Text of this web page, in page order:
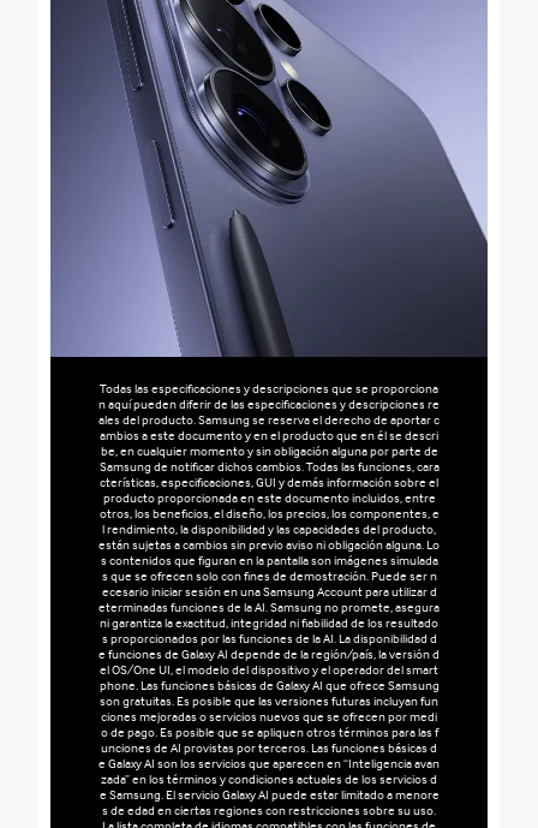
Todas las especificaciones y descripciones que se proporciona
n aquí pueden diferir de las especificaciones y descripciones re
ales del producto. Samsung se reserva el derecho de aportar c
ambios a este documento y en el producto que en él se descri
be, en cualquier momento y sin obligación alguna por parte de
Samsung de notificar dichos cambios. Todas las funciones, cara
cterísticas, especificaciones, GUI y demás información sobre el
producto proporcionada en este documento incluidos, entre
otros, los beneficios, el diseño, los precios, los componentes, e
l rendimiento, la disponibilidad y las capacidades del producto,
están sujetas a cambios sin previo aviso ni obligación alguna. Lo
s contenidos que figuran en la pantalla son imágenes simulada
s que se ofrecen solo con fines de demostración. Puede ser n
ecesario iniciar sesión en una Samsung Account para utilizar d
eterminadas funciones de la AI. Samsung no promete, asegura
ni garantiza la exactitud, integridad ni fiabilidad de los resultado
s proporcionados por las funciones de la AI. La disponibilidad d
e funciones de Galaxy AI depende de la región/país, la versión d
el OS/One UI, el modelo del dispositivo y el operador del smart
phone. Las funciones básicas de Galaxy AI que ofrece Samsung
son gratuitas. Es posible que las versiones futuras incluyan fun
ciones mejoradas o servicios nuevos que se ofrecen por medi
o de pago. Es posible que se apliquen otros términos para las f
unciones de AI provistas por terceros. Las funciones básicas d
e Galaxy AI son los servicios que aparecen en “Inteligencia avan
zada” en los términos y condiciones actuales de los servicios d
e Samsung. El servicio Galaxy AI puede estar limitado a menore
s de edad en ciertas regiones con restricciones sobre su uso.